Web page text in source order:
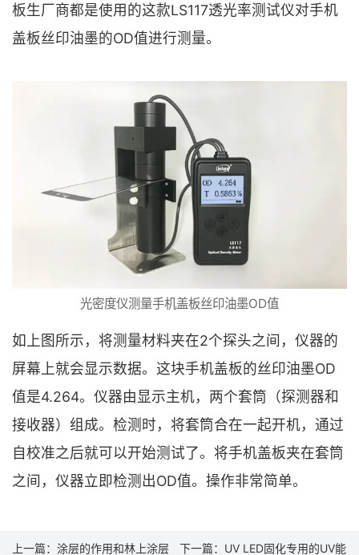
板生厂商都是使用的这款LS117透光率测试仪对手机
盖板丝印油墨的OD值进行测量。
光密度仪测量手机盖板丝印油墨OD值
如上图所示，将测量材料夹在2个探头之间，仪器的
屏幕上就会显示数据。这块手机盖板的丝印油墨OD
值是4.264。仪器由显示主机，两个套筒（探测器和
接收器）组成。检测时，将套筒合在一起开机，通过
自校准之后就可以开始测试了。将手机盖板夹在套筒
之间，仪器立即检测出OD值。操作非常简单。
上一篇： 涂层的作用和林上涂层 下一篇： UV LED固化专用的UV能